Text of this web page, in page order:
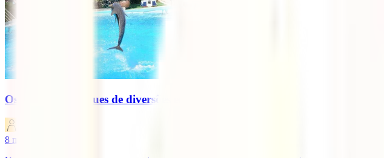
Os melhores parques de diversões em Portugal
8 minutos de leitura